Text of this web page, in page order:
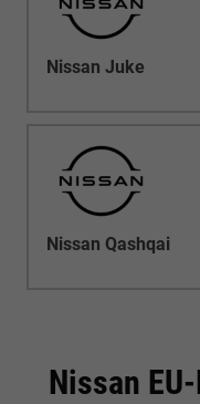
Nissan Juke
Nissan Qashqai
Nissan